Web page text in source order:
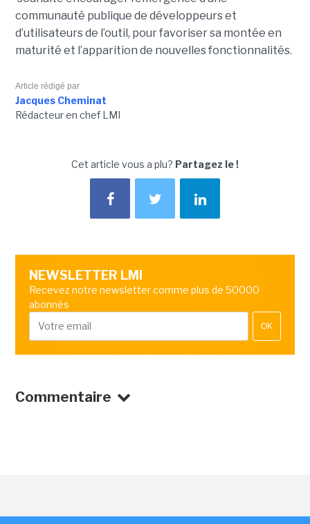
communauté publique de développeurs et
d’utilisateurs de l’outil, pour favoriser sa montée en
maturité et l’apparition de nouvelles fonctionnalités.
Article rédigé par
Jacques Cheminat
Rédacteur en chef LMI
Cet article vous a plu? Partagez le !
NEWSLETTER LMI
Recevez notre newsletter comme plus de 50000
abonnés
OK
Commentaire